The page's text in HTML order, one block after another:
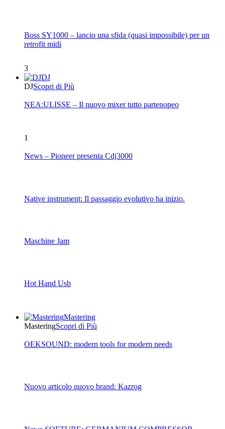
Boss SY1000 – lancio una sfida (quasi impossibile) per un
retrofit midi
3
DJ
DJScopri di Più
NEA:ULISSE – Il nuovo mixer tutto partenopeo
1
News – Pioneer presenta Cdj3000
Native instrument: Il passaggio evolutivo ha inizio.
Maschine Jam
Hot Hand Usb
Mastering
MasteringScopri di Più
OEKSOUND: modern tools for modern needs
Nuovo articolo nuovo brand: Kazrog